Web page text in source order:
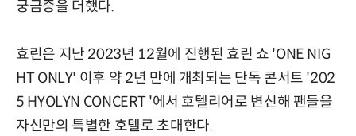
궁금증을 더했다.
효린은 지난 2023년 12월에 진행된 효린 쇼 'ONE NIG
HT ONLY' 이후 약 2년 만에 개최되는 단독 콘서트 '202
5 HYOLYN CONCERT'에서 호텔리어로 변신해 팬들을
자신만의 특별한 호텔로 초대한다.